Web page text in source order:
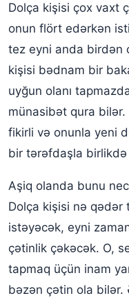
Dolça kişisi çox vaxt
onun flört edərkən
tez eyni anda birdən
kişisi bədnam bir
uyğun olanı
münasibət qura bilər.
fikirli və onunla yeni
bir tərəfdaşla
Aşiq olanda bunu
Dolça kişisi nə
istəyəcək, eyni
çətinlik çəkəcək. O,
tapmaq üçün inam
bəzən çətin ola bilər.